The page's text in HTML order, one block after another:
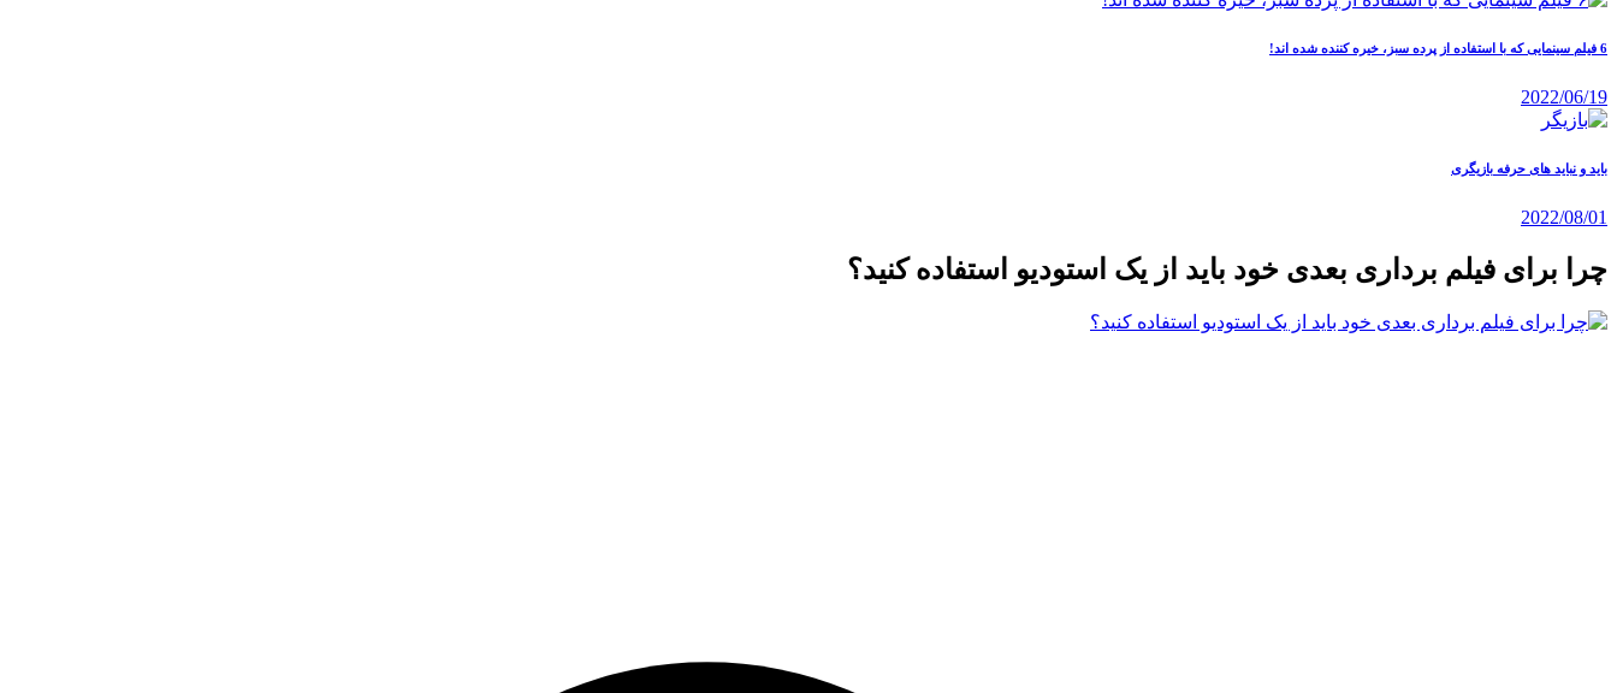
6 فیلم سینمایی که با استفاده از پرده سبز، خیره کننده شده اند!
2022/06/19
باید و نباید های حرفه بازیگری
2022/08/01
چرا برای فیلم‌ برداری بعدی خود باید از یک استودیو استفاده کنید؟